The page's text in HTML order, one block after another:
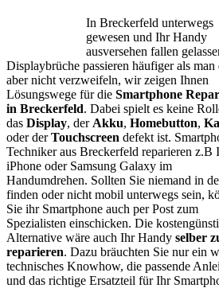
In Breckerfeld unterwegs
gewesen und Ihr Handy
ausversehen fallen
Displaybrüche passieren häufiger als man
aber nicht verzweifeln, wir zeigen Ihnen
Lösungswege für die Smartphone
in Breckerfeld. Dabei spielt es keine
das Display, der Akku, Homebutton,
oder derTouchscreen defekt ist.
Techniker aus Breckerfeld reparieren z.B
iPhone oder Samsung Galaxy im
Handumdrehen. Sollten Sie niemand in
finden oder nicht mobil unterwegs sein,
Sie ihr Smartphone auch per Post zum
Spezialisten einschicken. Die
Alternative wäre auch Ihr Handy selber
reparieren. Dazu bräuchten Sie nur ein
technisches Knowhow, die passende
und das richtige Ersatzteil für Ihr